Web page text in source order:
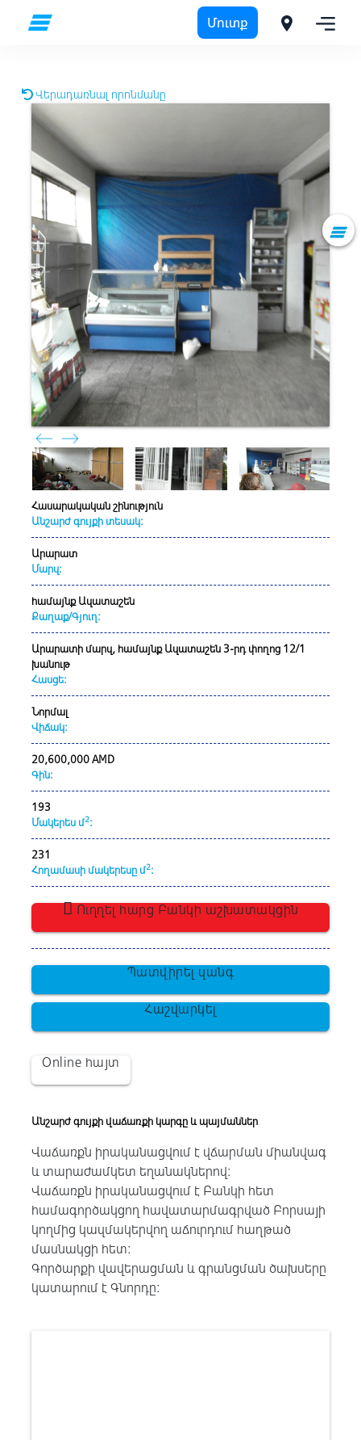
Մուտք
Վերադառնալ որոնմանը
Անշարժ գույքի տեսակ:
Հասարակական շինություն
Մարզ:
Արարատ
Քաղաք/Գյուղ:
համայնք Ազատաշեն
Հասցե:
Արարատի մարզ, համայնք Ազատաշեն 3-րդ փողոց 12/1
խանութ
Վիճակ:
Նորմալ
Գին:
20,600,000 AMD
Մակերես մ2:
193
Հողամասի մակերեսը մ2:
231
Ուղղել հարց Բանկի աշխատակցին
Պատվիրել զանգ
Հաշվարկել
Online հայտ
Անշարժ գույքի վաճառքի կարգը և պայմաններ
Վաճառքն իրականացվում է վճարման միանվագ
և տարաժամկետ եղանակներով:
Վաճառքն իրականացվում է Բանկի հետ
համագործակցող հավատարմագրված Բորսայի
կողմից կազմակերվող աճուրդում հաղթած
մասնակցի հետ:
Գործարքի վավերացման և գրանցման ծախսերը
կատարում է Գնորդը: